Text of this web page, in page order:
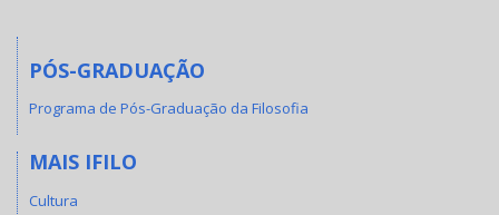
PÓS-GRADUAÇÃO
Programa de Pós-Graduação da Filosofia
MAIS IFILO
Cultura